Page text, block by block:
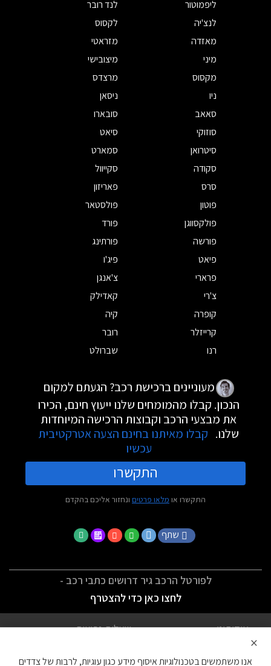
ליפמוטור
לנד רובר
לנצ'יה
לקסוס
מאזדה
מזראטי
מיני
מיצובישי
מקסוס
מרצדס
ניו
ניסאן
סאאב
סובארו
סוזוקי
סיאט
סיטרואן
סמארט
סקודה
סקייוול
סרס
פאריזון
פוטון
פולסטאר
פולקסווגן
פורד
פורשה
פורתינג
פיאט
פיג'ו
פרארי
צ'אנגן
צ'רי
קאדילק
קופרה
קיה
קרייזלר
רובר
רנו
שברולט
מעוניינים ברכישת רכב? הגעתם למקום
הנכון. קבלו מהמומחים שלנו ייעוץ חינם, הכירו
את מבצעי הרכב וקבוצות הרכישה המיוחדות
שלנו. קבלו מאיתנו בחינם הצעה אטרקטיבית
עכשיו
התקשרו
התקשרו או מלאו פרטים ונחזור אליכם בהקדם
שתף
לפורטל הרכב גיר דרושים כתבי רכב -
לחצו כאן כדי להצטרף
אודותינו
שאלות נפוצות
×
אנו משתמשים בטכנולוגיות איסוף מידע כגון עוגיות, לרבות של צדדים